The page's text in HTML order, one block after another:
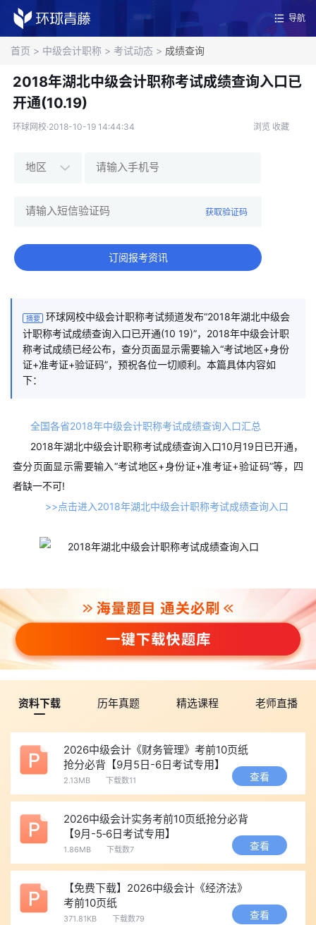
导航
首页 > 中级会计职称 > 考试动态 > 成绩查询
2018年湖北中级会计职称考试成绩查询入口已
开通(10.19)
环球网校·2018-10-19 14:44:34 浏览 收藏
获取验证码
订阅报考资讯
摘要
环球网校中级会计职称考试频道发布“2018年湖北中级会
计职称考试成绩查询入口已开通(10 19)”，2018年中级会计职
称考试成绩已经公布，查分页面显示需要输入“考试地区+身份
证+准考证+验证码”，预祝各位一切顺利。本篇具体内容如
下：
全国各省2018年中级会计职称考试成绩查询入口汇总
2018年湖北中级会计职称考试成绩查询入口10月19日已开通，
查分页面显示需要输入“考试地区+身份证+准考证+验证码”等，四
者缺一不可!
>>点击进入2018年湖北中级会计职称考试成绩查询入口
资料下载 历年真题 精选课程 老师直播
2026中级会计《财务管理》考前10页纸
抢分必背【9月5日-6日考试专用】
2.13MB 下载数11 查看
2026中级会计实务考前10页纸抢分必背
【9月-5‑6日考试专用】
1.86MB 下载数7 查看
【免费下载】2026中级会计《经济法》
考前10页纸
371.81KB 下载数79 查看